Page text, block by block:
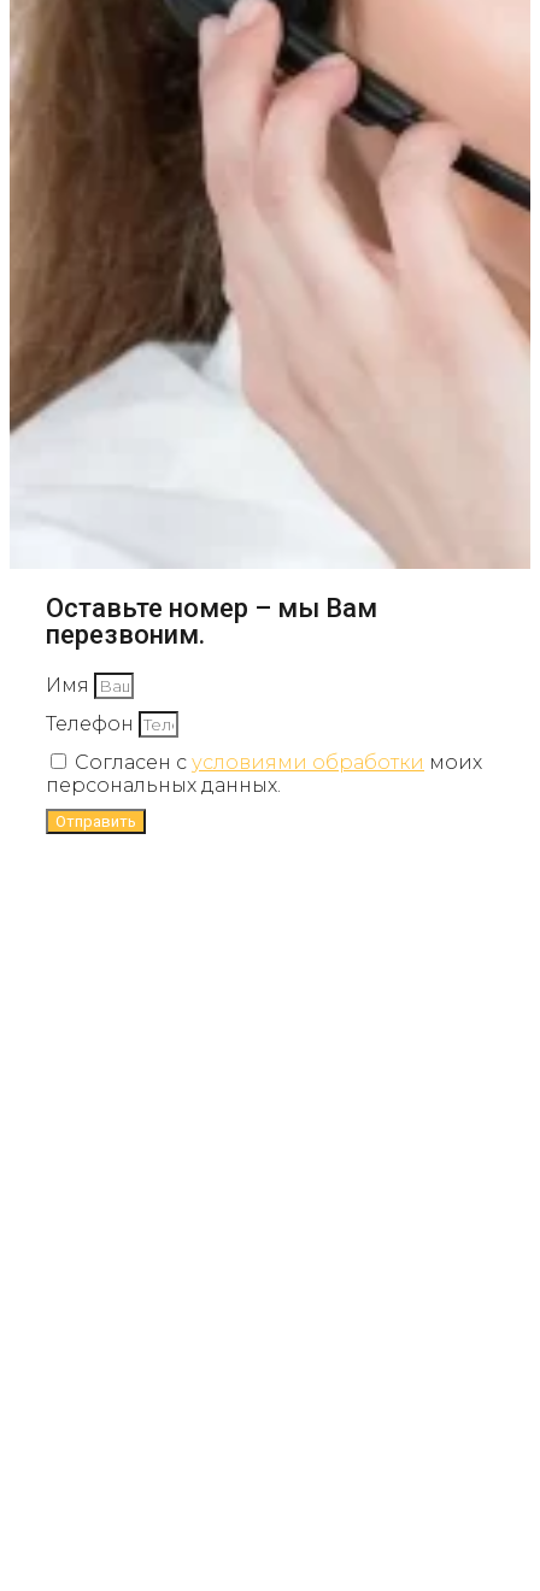
Оставьте номер – мы Вам
перезвоним.
Имя
Телефон
Согласен с условиями обработки моих
персональных данных.
Отправить